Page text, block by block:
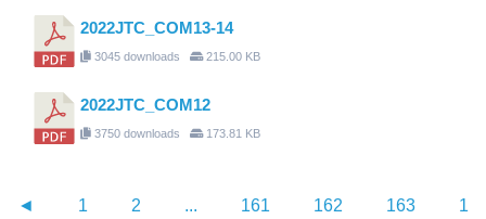
2022JTC_COM13-14
3045 downloads 215.00 KB
2022JTC_COM12
3750 downloads 173.81 KB
◄ 1 2 ... 161 162 163